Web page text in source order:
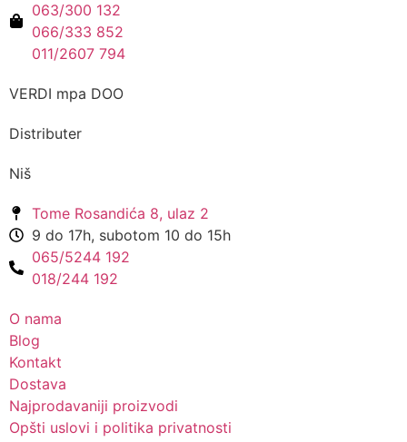
063/300 132
066/333 852
011/2607 794
VERDI mpa DOO
Distributer
Niš
Tome Rosandića 8, ulaz 2
9 do 17h, subotom 10 do 15h
065/5244 192
018/244 192
O nama
Blog
Kontakt
Dostava
Najprodavaniji proizvodi
Opšti uslovi i politika privatnosti